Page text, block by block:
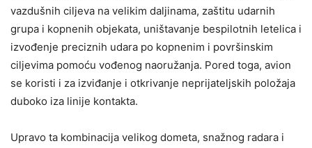
vazdušnih ciljeva na velikim daljinama, zaštitu udarnih
grupa i kopnenih objekata, uništavanje bespilotnih letelica i
izvođenje preciznih udara po kopnenim i površinskim
ciljevima pomoću vođenog naoružanja. Pored toga, avion
se koristi i za izviđanje i otkrivanje neprijateljskih položaja
duboko iza linije kontakta.
Upravo ta kombinacija velikog dometa, snažnog radara i